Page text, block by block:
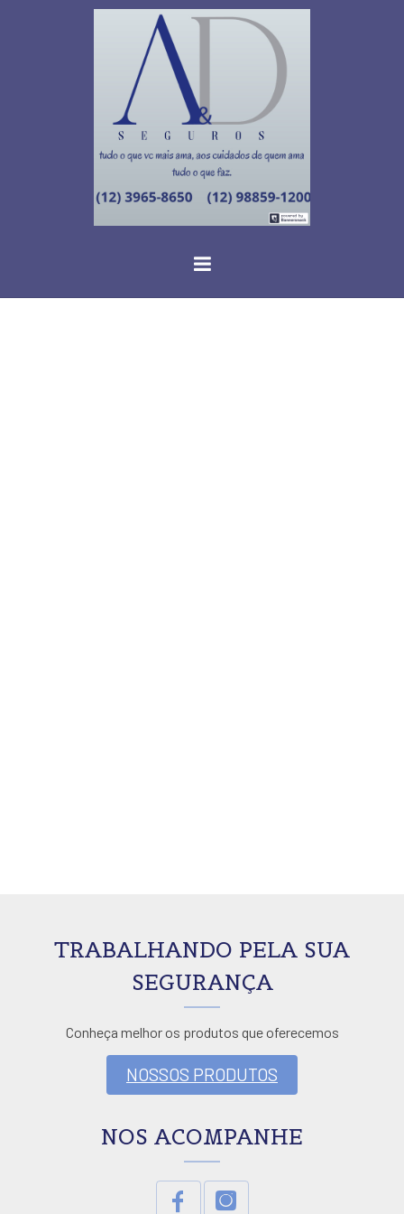
TRABALHANDO PELA SUA
SEGURANÇA
Conheça melhor os produtos que oferecemos
NOSSOS PRODUTOS
NOS ACOMPANHE